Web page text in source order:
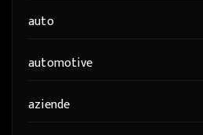
auto
automotive
aziende